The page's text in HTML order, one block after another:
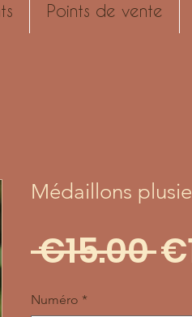
Points de vente
Médaillons
€15.00
Numéro *